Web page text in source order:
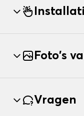
Foto's
Vragen